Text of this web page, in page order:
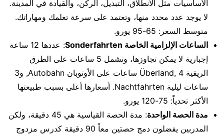
الأساسيات مثل الانطلاق، التبديل، الركن، والقيادة في المدينة.
لا يوجد عدد محدد منها، وتعتمد على سرعة تعلمك ومهاراتك.
متوسط السعر: 65-95 يورو.
الساعات الإلزامية الخاصة Sonderfahrten
: عددها 12 ساعة
إجبارية لا يمكن تجاوزها، وتشمل 5 ساعات على الطرق
الريفية Überland, 4 ساعات على الأوتوبان Autobahn, و3
ساعات ليلية Nachtfahrten. أسعارها أعلى بسبب طبيعتها
الأكثر تحدياً: 75-120 يورو.
مدة الحصة الواحدة
: مدة الحصة القياسية هي 45 دقيقة، ولكن
المدربين يفضلون دمج حصتين معاً 90 دقيقة كدرس مزدوج